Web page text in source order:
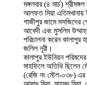
মঙ্গলবার (৪ মার্চ)
আলফত মিয়া এতিমখানায়
গাজীপুর জামে মসজিদের
আবেদী এবং মুসলিম
পরিচালনা করেন কালাপুর
জলিল নূরী।
কালাপুর ইউনিয়ন
মাহফিলে অতিথি ছিলেন
(রেজি নং মৌল-০৩৮) এর